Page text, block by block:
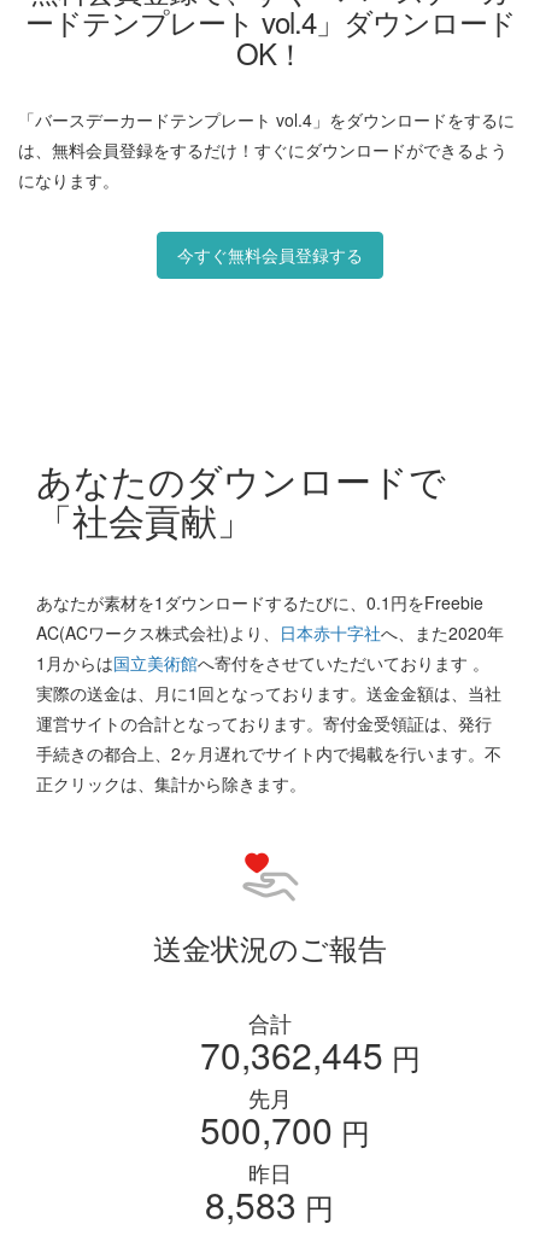
ードテンプレート vol.4」ダウンロード
OK！
「バースデーカードテンプレート vol.4」をダウンロードをするに
は、無料会員登録をするだけ！すぐにダウンロードができるよう
になります。
今すぐ無料会員登録する
あなたのダウンロードで
「社会貢献」
あなたが素材を1ダウンロードするたびに、0.1円をFreebie
AC(ACワークス株式会社)より、 日本赤十字社へ、また2020年
1月からは国立美術館へ寄付をさせていただいております 。
実際の送金は、月に1回となっております。送金金額は、当社
運営サイトの合計となっております。寄付金受領証は、発行
手続きの都合上、2ヶ月遅れでサイト内で掲載を行います。不
正クリックは、集計から除きます。
送金状況のご報告
合計
70,362,445 円
先月
500,700 円
昨日
8,583 円